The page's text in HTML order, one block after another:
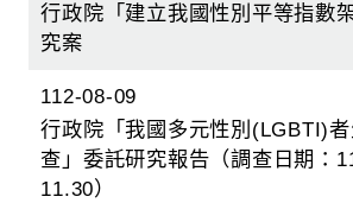
行政院「建立我國性別平等指數
究案
112-08-09
行政院「我國多元性別(LGBTI)
查」委託研究報告（調查日期：
11.30）